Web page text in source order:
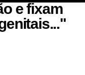
e fixam